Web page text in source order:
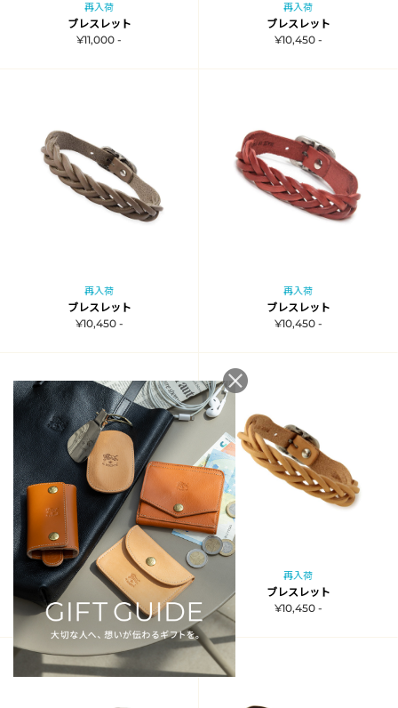
再入荷
ブレスレット
¥11,000 -
再入荷
ブレスレット
¥10,450 -
再入荷
ブレスレット
¥10,450 -
再入荷
ブレスレット
¥10,450 -
再入荷
ブレスレット
¥10,450 -
再入荷
ブレスレット
¥10,450 -